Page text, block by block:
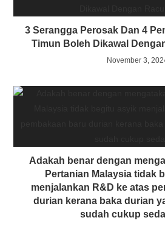
3 Serangga Perosak Dan 4
Timun Boleh Dikawal
November 3,
Adakah benar dengan
Pertanian Malaysia tidak
menjalankan R&D ke atas
durian kerana baka durian
sudah cukup